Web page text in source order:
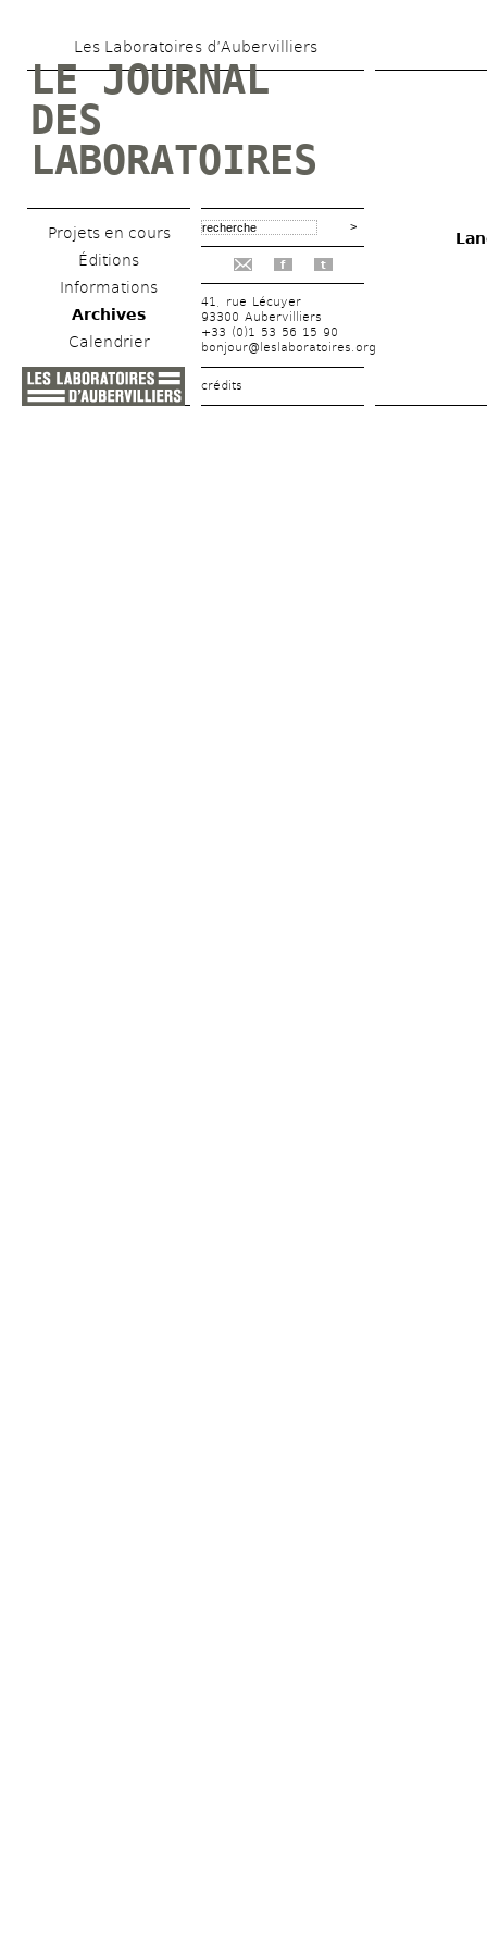
au
contenu
Les Laboratoires d’Aubervilliers
LE JOURNAL
DES
LABORATOIRES
Projets en cours
Éditions
Informations
Archives
Calendrier
f t
41, rue Lécuyer
93300 Aubervilliers
+33 (0)1 53 56 15 90
bonjour@leslaboratoires.org
crédits